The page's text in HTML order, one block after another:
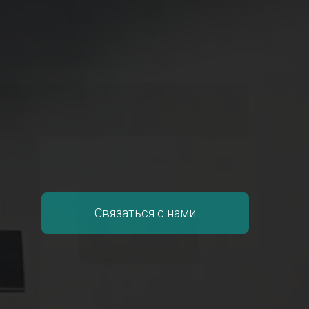
Связаться с нами